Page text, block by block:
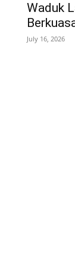
Waduk
July 16, 2026